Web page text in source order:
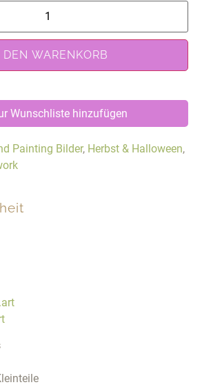
DEN WARENKORB
Wunschliste hinzufügen
Painting Bilder, Herbst & Halloween,